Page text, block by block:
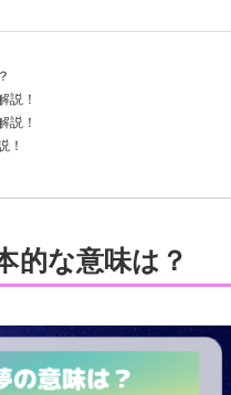
暗示
】
説！
る夢【警告夢】
説！
！
的な意味は？